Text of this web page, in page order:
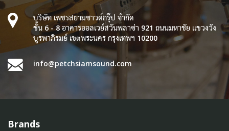
บริษัท เพชรสยามซาวด์กรุ๊ป จำกัด
ชั้น 6 - 8 อาคารออลเวย์สวันพลาซ่า 921 ถนนมหาชัย แขวงวัง
บูรพาภิรมย์ เขตพระนคร กรุงเทพฯ 10200
info@petchsiamsound.com
Brands